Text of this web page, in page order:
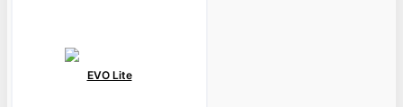
EVO Lite